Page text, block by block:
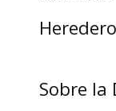
Sobre la